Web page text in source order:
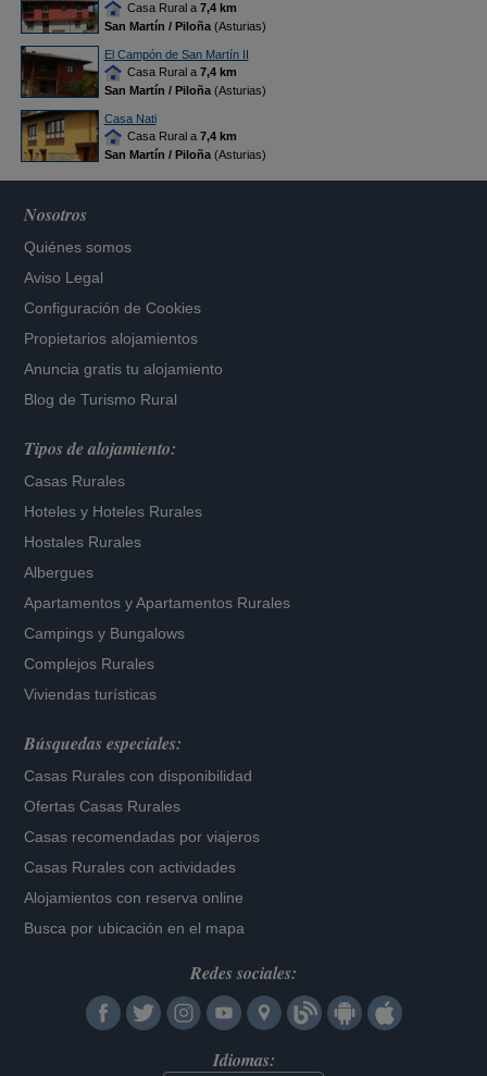
Casa Rural a 7,4 km
San Martín / Piloña(Asturias)
El Campón de San Martín II
Casa Rural a 7,4 km
San Martín / Piloña(Asturias)
Casa Nati
Casa Rural a 7,4 km
San Martín / Piloña(Asturias)
Nosotros
Quiénes somos
Aviso Legal
Configuración de Cookies
Propietarios alojamientos
Anuncia gratis tu alojamiento
Blog de Turismo Rural
Tipos de alojamiento:
Casas Rurales
Hoteles y Hoteles Rurales
Hostales Rurales
Albergues
Apartamentos yApartamentos Rurales
Campings y Bungalows
Complejos Rurales
Viviendas turísticas
Búsquedas especiales:
Casas Rurales con disponibilidad
Ofertas Casas Rurales
Casas recomendadas por viajeros
Casas Rurales con actividades
Alojamientos con reserva online
Busca por ubicación en el mapa
Redes sociales:
Idiomas: